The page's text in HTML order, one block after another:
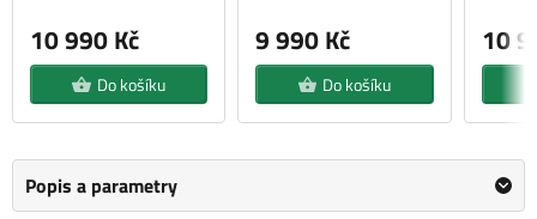
10 990 Kč
Do košíku
9 990 Kč
Do košíku
10
Popis a parametry